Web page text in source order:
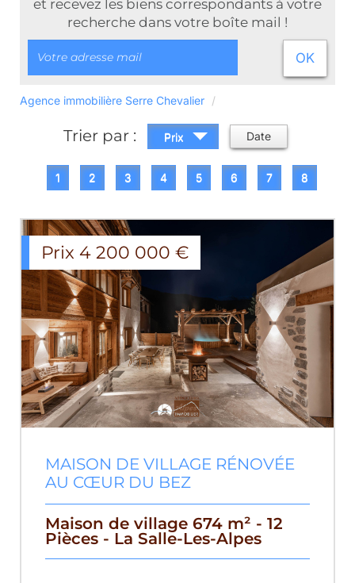
et recevez les biens correspondants à votre
recherche dans votre boîte mail !
OK
Agence immobilière Serre Chevalier
Trier par : Prix Date
1 2 3 4 5 6 7 8
Prix 4 200 000 €
MAISON DE VILLAGE RÉNOVÉE
AU CŒUR DU BEZ
Maison de village 674 m² - 12
Pièces - La Salle-Les-Alpes